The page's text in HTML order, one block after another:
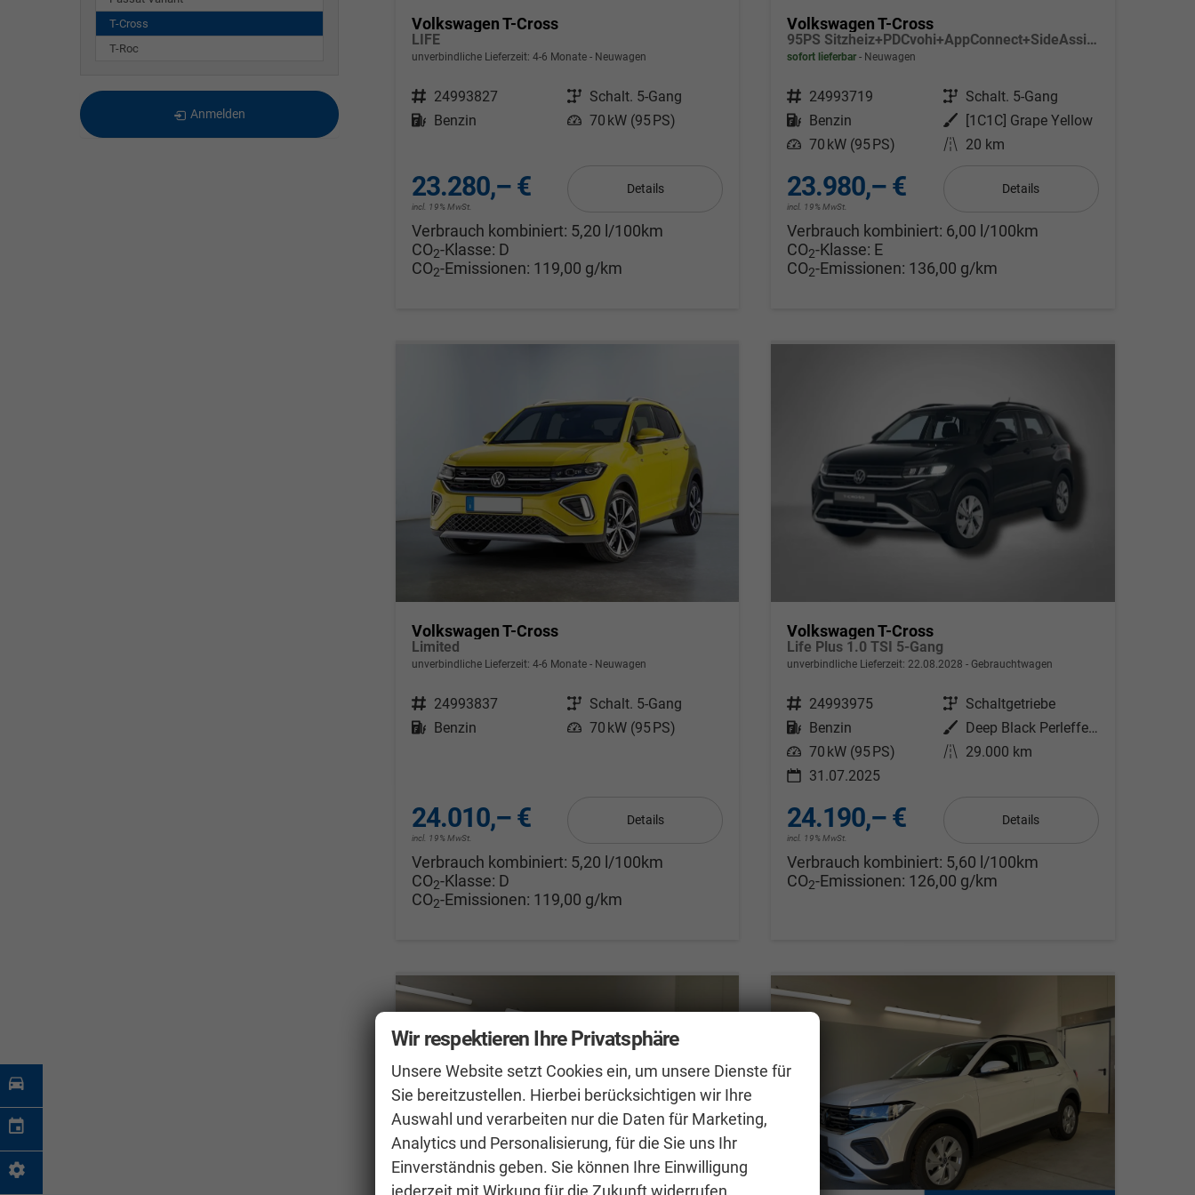
Volkswagen T-Cross
LIFE
unverbindliche Lieferzeit: 4-6 Monate Neuwagen
Fahrzeugnr. 24993827 Getriebe Schalt. 5-Gang
Kraftstoff Benzin Leistung 70 kW (95 PS)
23.280,– €
incl. 19% MwSt.
Details
Verbrauch kombiniert: 5,20 l/100km
CO2-Klasse: D
CO2-Emissionen: 119,00 g/km
Volkswagen T-Cross
95PS Sitzheiz+PDCvohi+AppConnect+SideAssist+TravelAssist+ACC+Klima
sofort lieferbar Neuwagen
Fahrzeugnr. 24993719 Getriebe Schalt. 5-Gang
Kraftstoff Benzin Außenfarbe [1C1C] Grape Yellow
Leistung 70 kW (95 PS) Kilometerstand 20 km
23.980,– €
incl. 19% MwSt.
Details
Verbrauch kombiniert: 6,00 l/100km
CO2-Klasse: E
CO2-Emissionen: 136,00 g/km
Volkswagen T-Cross
Limited
unverbindliche Lieferzeit: 4-6 Monate Neuwagen
Fahrzeugnr. 24993837 Getriebe Schalt. 5-Gang
Kraftstoff Benzin Leistung 70 kW (95 PS)
24.010,– €
incl. 19% MwSt.
Details
Verbrauch kombiniert: 5,20 l/100km
CO2-Klasse: D
CO2-Emissionen: 119,00 g/km
Volkswagen T-Cross
Life Plus 1.0 TSI 5-Gang
unverbindliche Lieferzeit: 22.08.2028 Gebrauchtwagen
Fahrzeugnr. 24993975 Getriebe Schaltgetriebe
Kraftstoff Benzin Außenfarbe
Deep Black Perleffekt
Leistung 70 kW (95 PS) Kilometerstand 29.000 km
31.07.2025
24.190,– €
incl. 19% MwSt.
Details
Verbrauch kombiniert: 5,60 l/100km
CO2-Emissionen: 126,00 g/km
T-Cross
T-Roc
Anmelden
Wir respektieren Ihre Privatsphäre
Unsere Website setzt Cookies ein, um unsere Dienste für
Sie bereitzustellen. Hierbei berücksichtigen wir Ihre
Auswahl und verarbeiten nur die Daten für Marketing,
Analytics und Personalisierung, für die Sie uns Ihr
Einverständnis geben. Sie können Ihre Einwilligung
jederzeit mit Wirkung für die Zukunft widerrufen.